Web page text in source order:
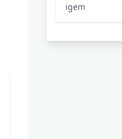
igem